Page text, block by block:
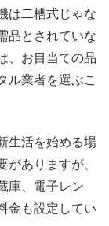
は二槽式じゃな
品とされていな
、お目当ての品
ル業者を選ぶこ
生活を始める場
ありますが、
庫、電子レン
金も設定してい